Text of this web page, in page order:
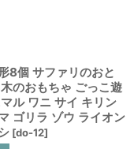
8個 サファリのおと
のおもちゃ ごっこ遊
ル ワニ サイ キリン
ゴリラ ゾウ ライオン
[do-12]